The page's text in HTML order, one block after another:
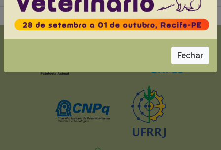
Fechar